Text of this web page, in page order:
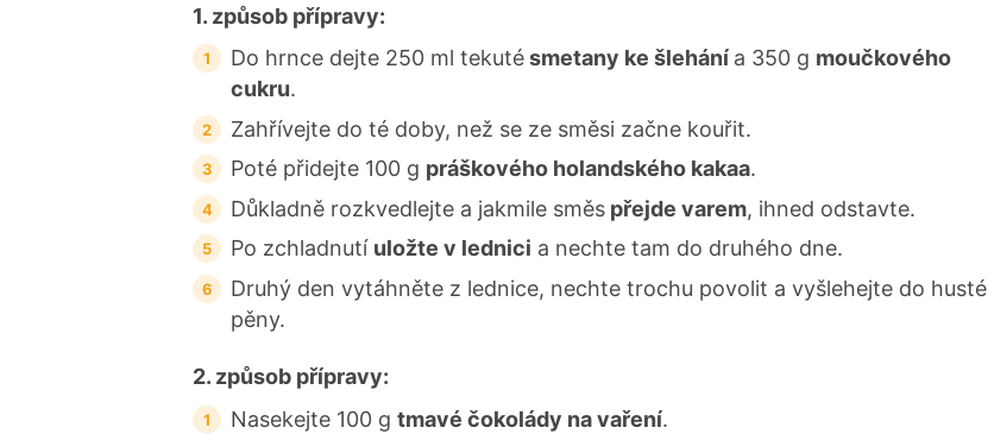
1. způsob přípravy:
Do hrnce dejte 250 ml tekutésmetany ke šlehání a 350 g moučkového
cukru.
Zahřívejte do té doby, než se ze směsi začne kouřit.
Poté přidejte 100 g práškového holandského kakaa.
Důkladně rozkvedlejte a jakmile směs přejde varem, ihned odstavte.
Po zchladnutí uložte v lednici a nechte tam do druhého dne.
Druhý den vytáhněte z lednice, nechte trochu povolit a vyšlehejte do husté
pěny.
2. způsob přípravy:
Nasekejte 100 g tmavé čokolády na vaření.